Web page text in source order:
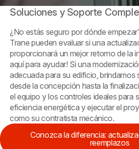
Soluciones y Soporte
¿No estás seguro por dónde
Trane pueden evaluar si una
proporcionará un mejor retorno de la
aquí para ayudar! Si una
adecuada para su edificio,
desde la concepción hasta la
el equipo y los controles ideales para
eficiencia energética y ejecutar el
como su contratista mecánico.
Conozca la diferencia:
reemplazos